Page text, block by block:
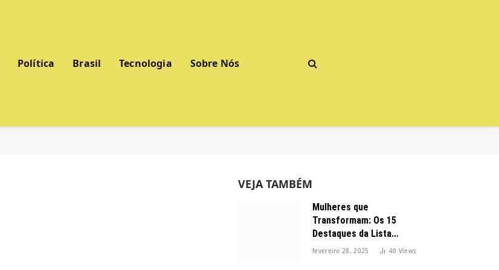
Política Brasil Tecnologia Sobre Nós
VEJA TAMBÉM
Mulheres que
Transformam: Os 15
Destaques da Lista
Forbes 2025 no Brasil
fevereiro 28, 2025 40 Views